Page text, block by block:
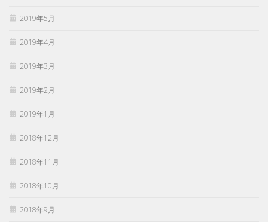
2019年5月
2019年4月
2019年3月
2019年2月
2019年1月
2018年12月
2018年11月
2018年10月
2018年9月